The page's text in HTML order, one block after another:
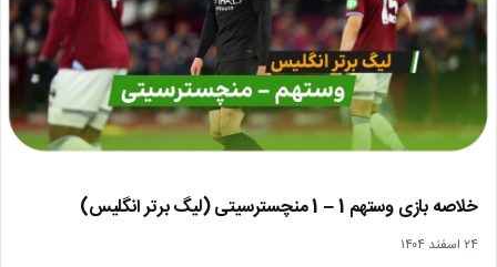
خلاصه بازی وستهم 1 – 1 منچسترسیتی (لیگ برتر انگلیس)
۲۴ اسفند ۱۴۰۴